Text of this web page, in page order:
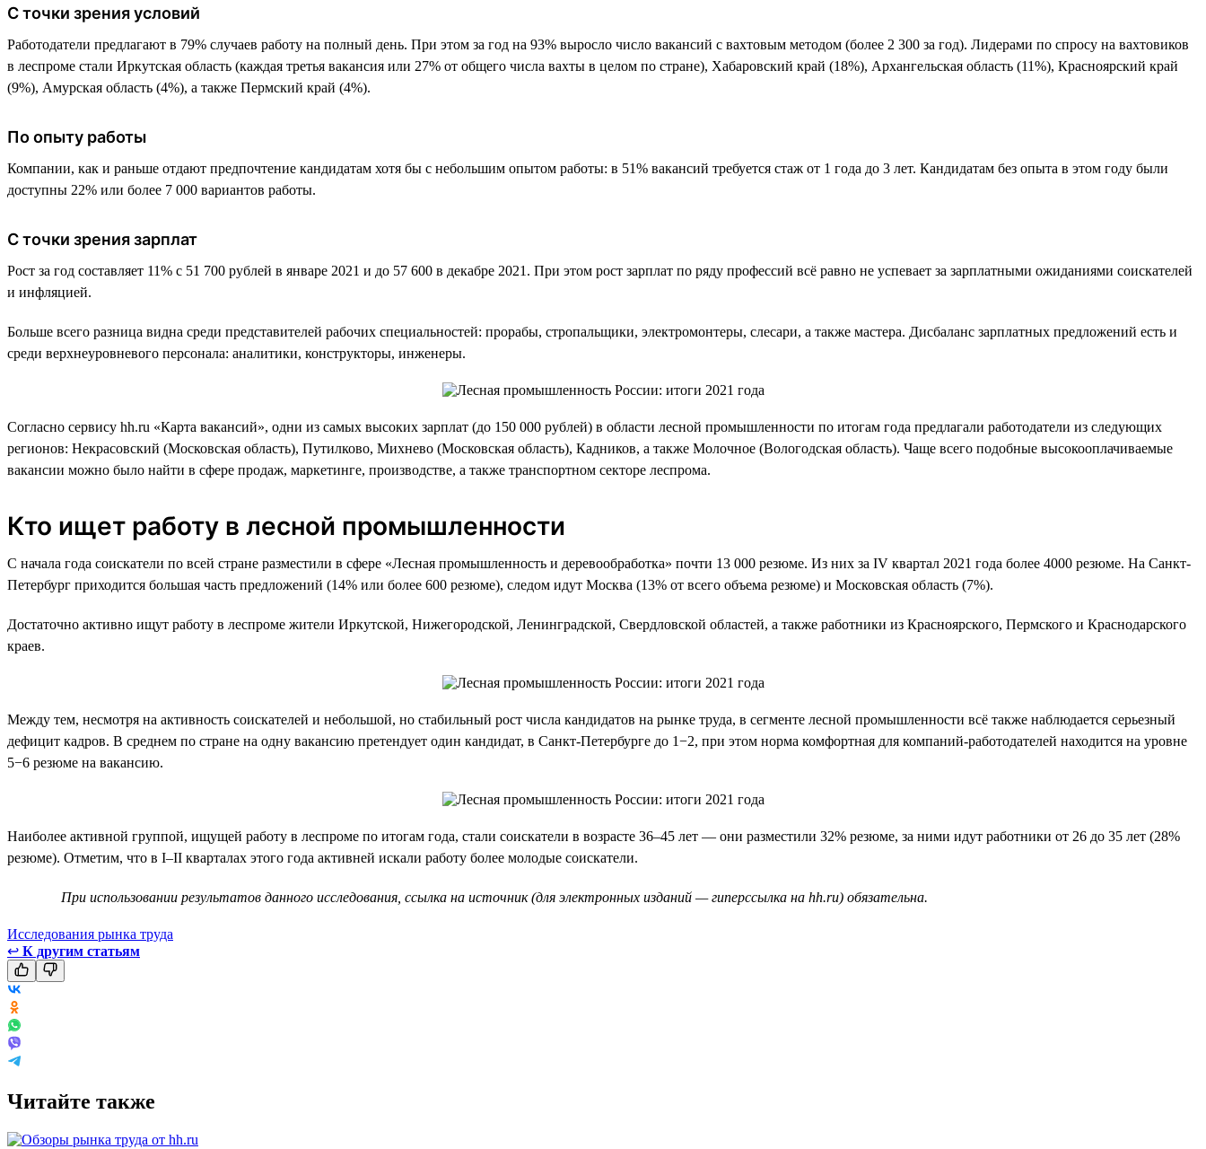
С точки зрения условий
Работодатели предлагают в 79% случаев работу на полный день. При этом за год на 93% выросло число вакансий с вахтовым методом (более 2 300 за год). Лидерами по спросу на вахтовиков
в леспроме стали Иркутская область (каждая третья вакансия или 27% от общего числа вахты в целом по стране), Хабаровский край (18%), Архангельская область (11%), Красноярский край
(9%), Амурская область (4%), а также Пермский край (4%).
По опыту работы
Компании, как и раньше отдают предпочтение кандидатам хотя бы с небольшим опытом работы: в 51% вакансий требуется стаж от 1 года до 3 лет. Кандидатам без опыта в этом году были
доступны 22% или более 7 000 вариантов работы.
С точки зрения зарплат
Рост за год составляет 11% с 51 700 рублей в январе 2021 и до 57 600 в декабре 2021. При этом рост зарплат по ряду профессий всё равно не успевает за зарплатными ожиданиями соискателей
и инфляцией.
Больше всего разница видна среди представителей рабочих специальностей: прорабы, стропальщики, электромонтеры, слесари, а также мастера. Дисбаланс зарплатных предложений есть и
среди верхнеуровневого персонала: аналитики, конструкторы, инженеры.
Согласно сервису hh.ru «Карта вакансий», одни из самых высоких зарплат (до 150 000 рублей) в области лесной промышленности по итогам года предлагали работодатели из следующих
регионов: Некрасовский (Московская область), Путилково, Михнево (Московская область), Кадников, а также Молочное (Вологодская область). Чаще всего подобные высокооплачиваемые
вакансии можно было найти в сфере продаж, маркетинге, производстве, а также транспортном секторе леспрома.
Кто ищет работу в лесной промышленности
С начала года соискатели по всей стране разместили в сфере «Лесная промышленность и деревообработка» почти 13 000 резюме. Из них за IV квартал 2021 года более 4000 резюме. На Санкт-
Петербург приходится большая часть предложений (14% или более 600 резюме), следом идут Москва (13% от всего объема резюме) и Московская область (7%).
Достаточно активно ищут работу в леспроме жители Иркутской, Нижегородской, Ленинградской, Свердловской областей, а также работники из Красноярского, Пермского и Краснодарского
краев.
Между тем, несмотря на активность соискателей и небольшой, но стабильный рост числа кандидатов на рынке труда, в сегменте лесной промышленности всё также наблюдается серьезный
дефицит кадров. В среднем по стране на одну вакансию претендует один кандидат, в Санкт-Петербурге до 1−2, при этом норма комфортная для компаний-работодателей находится на уровне
5−6 резюме на вакансию.
Наиболее активной группой, ищущей работу в леспроме по итогам года, стали соискатели в возрасте 36–45 лет — они разместили 32% резюме, за ними идут работники от 26 до 35 лет (28%
резюме). Отметим, что в I–II кварталах этого года активней искали работу более молодые соискатели.
При использовании результатов данного исследования, ссылка на источник (для электронных изданий — гиперссылка на hh.ru) обязательна.
Исследования рынка труда
↩ К другим статьям
Читайте также